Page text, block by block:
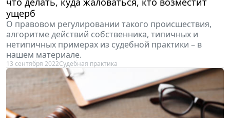
ущерб
О правовом регулировании такого происшествия,
алгоритме действий собственника, типичных и
нетипичных примерах из судебной практики – в
нашем материале.
13 сентября 2022Судебная практика